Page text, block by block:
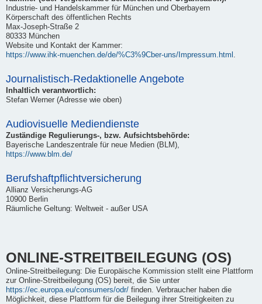
Industrie- und Handelskammer für München und Oberbayern
Körperschaft des öffentlichen Rechts
Max-Joseph-Straße 2
80333 München
Website und Kontakt der Kammer:
https://www.ihk-muenchen.de/de/%C3%9Cber-uns/Impressum.html .
Journalistisch-Redaktionelle Angebote
Inhaltlich verantwortlich:
Stefan Werner (Adresse wie oben)
Audiovisuelle Mediendienste
Zuständige Regulierungs-, bzw. Aufsichtsbehörde:
Bayerische Landeszentrale für neue Medien (BLM),
https://www.blm.de/
Berufshaftpflichtversicherung
Allianz Versicherungs-AG
10900 Berlin
Räumliche Geltung: Weltweit - außer USA
ONLINE-STREITBEILEGUNG (OS)
Online-Streitbeilegung: Die Europäische Kommission stellt eine Plattform
zur Online-Streitbeilegung (OS) bereit, die Sie unter
https://ec.europa.eu/consumers/odr/ finden. Verbraucher haben die
Möglichkeit, diese Plattform für die Beilegung ihrer Streitigkeiten zu